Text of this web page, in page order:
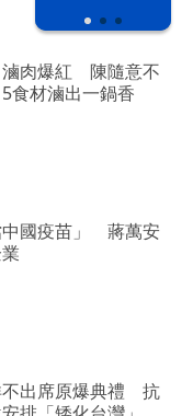
滷肉爆紅 陳隨意不
食材滷出一鍋香
中國疫苗」 蔣萬安
不出席原爆典禮 抗